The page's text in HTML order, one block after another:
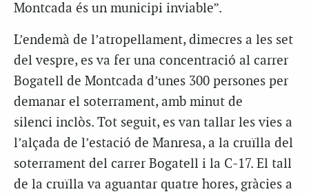
Montcada és un municipi inviable”.
L’endemà de l’atropellament, dimecres a les set
del vespre, es va fer una concentració al carrer
Bogatell de Montcada d’unes 300 persones per
demanar el soterrament, amb minut de
silenci inclòs. Tot seguit, es van tallar les vies a
l’alçada de l’estació de Manresa, a la cruïlla del
soterrament del carrer Bogatell i la C-17. El tall
de la cruïlla va aguantar quatre hores, gràcies a